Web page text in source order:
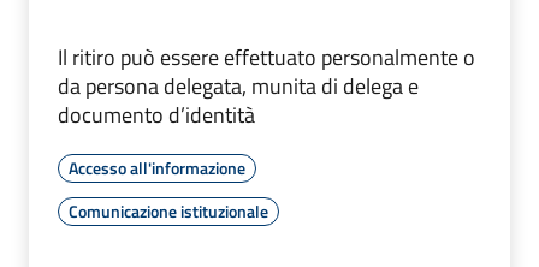
Il ritiro può essere effettuato personalmente o
da persona delegata, munita di delega e
documento d’identità
Accesso all'informazione
Comunicazione istituzionale